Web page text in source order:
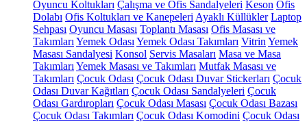
Oyuncu Koltukları Çalışma ve Ofis Sandalyeleri Keson Ofis
Dolabı Ofis Koltukları ve Kanepeleri Ayaklı Küllükler Laptop
Sehpası Oyuncu Masası Toplantı Masası Ofis Masası ve
Takımları Yemek Odası Yemek Odası Takımları Vitrin Yemek
Masası Sandalyesi Konsol Servis Masaları Masa ve Masa
Takımları Yemek Masası ve Takımları Mutfak Masası ve
Takımları Çocuk Odası Çocuk Odası Duvar Stickerları Çocuk
Odası Duvar Kağıtları Çocuk Odası Sandalyeleri Çocuk
Odası Gardıropları Çocuk Odası Masası Çocuk Odası Bazası
Çocuk Odası Takımları Çocuk Odası Komodini Çocuk Odası